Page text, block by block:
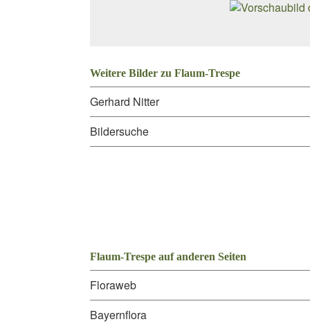
Weitere Bilder zu Flaum-Trespe
Gerhard Nitter
Bildersuche
Flaum-Trespe auf anderen Seiten
Floraweb
Bayernflora